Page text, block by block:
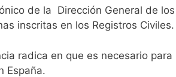
de la Dirección General de
inscritas en los Registros Civiles.
radica en que es necesario para
España.